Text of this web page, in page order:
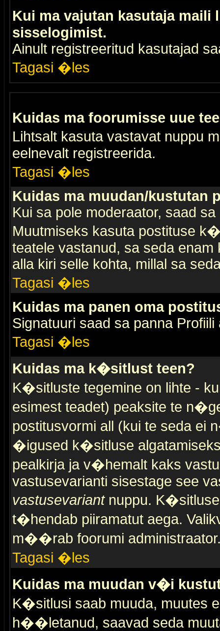
Kui ma vajutan kasutaja
sisselogimist.
Ainult registreeritud kasutajad
Tagasi �les
Kuidas ma foorumisse uue
Lihtsalt kasuta vastavat nuppu
eelnevalt registreerida.
Tagasi �les
Kuidas ma muudan/kustutan
Kui sa pole moderaator, saad
Muutmiseks kasuta postituse
teatele vastanud, sa seda
alla kiri selle kohta, millal sa
Tagasi �les
Kuidas ma panen oma
Signatuuri saad sa panna Profiili
Tagasi �les
Kuidas ma k�sitlust teen?
K�sitluste tegemine on lihte -
esimest teadet) peaksite te
postitusvormi all (kui te seda ei
�igused k�sitluse
pealkirja ja v�hemalt kaks
vastusevarianti sisestage see
vastusevariantnuppu.
t�hendab piiramatut aega.
m��rab foorumi
Tagasi �les
Kuidas ma muudan v�i
K�sitlusi saab muuda, muutes
h��letanud, saavad seda